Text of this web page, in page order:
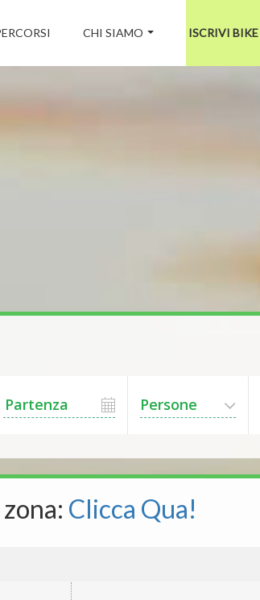
CHI SIAMO ISCRIVI
Persone
Clicca Qua!